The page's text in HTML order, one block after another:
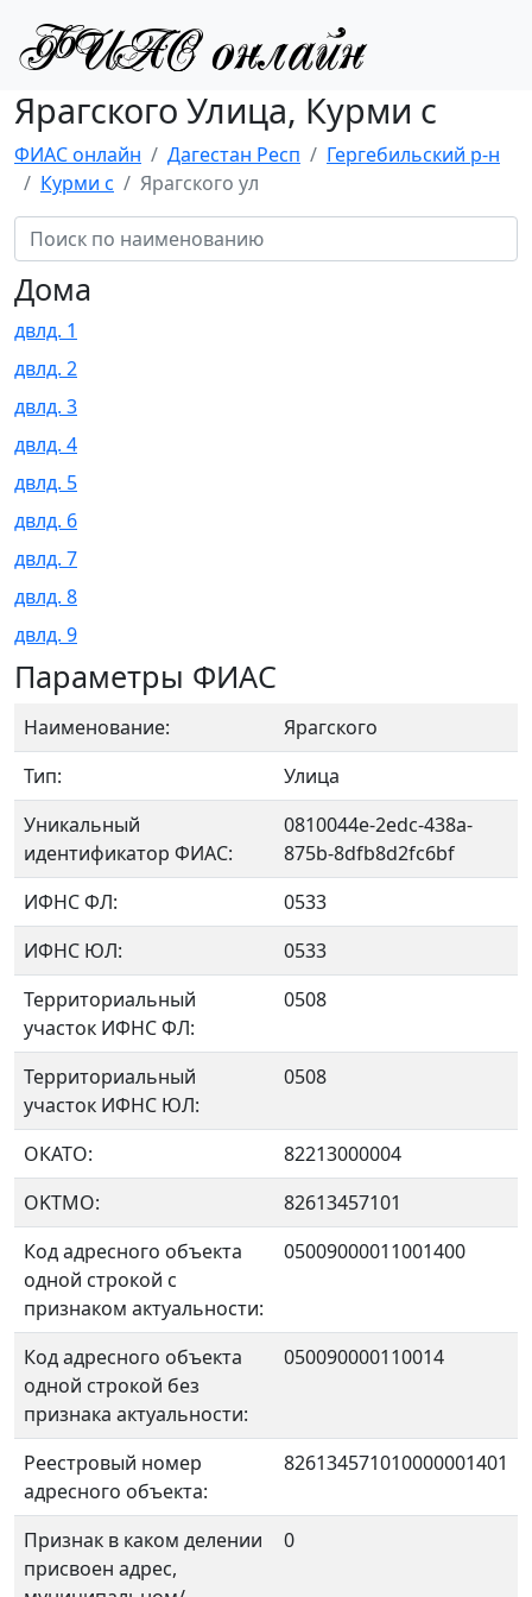
Ярагского Улица, Курми с
ФИАС онлайн Дагестан Респ
Гергебильский р-н
Курми с
Ярагского ул
Дома
двлд. 1
двлд. 2
двлд. 3
двлд. 4
двлд. 5
двлд. 6
двлд. 7
двлд. 8
двлд. 9
Параметры ФИАС
Наименование:
Ярагского
Тип:
Улица
Уникальный
идентификатор ФИАС:
0810044e-2edc-438a-
875b-8dfb8d2fc6bf
ИФНС ФЛ:
0533
ИФНС ЮЛ:
0533
Территориальный
участок ИФНС ФЛ:
0508
Территориальный
участок ИФНС ЮЛ:
0508
ОКАТО:
82213000004
OKTMO:
82613457101
Код адресного объекта
одной строкой с
признаком актуальности:
05009000011001400
Код адресного объекта
одной строкой без
признака актуальности:
050090000110014
Реестровый номер
адресного объекта:
826134571010000001401
Признак в каком делении
присвоен адрес,
0